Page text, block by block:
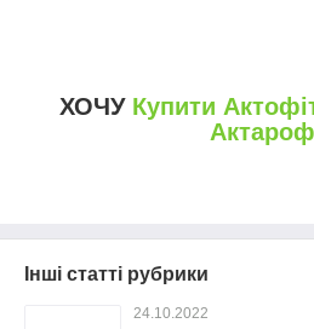
ХОЧУ Купити
Інші статті рубрики
24.10.2022